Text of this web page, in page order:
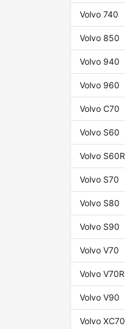
Volvo 740
Volvo 850
Volvo 940
Volvo 960
Volvo C70
Volvo S60
Volvo S60R
Volvo S70
Volvo S80
Volvo S90
Volvo V70
Volvo V70R
Volvo V90
Volvo XC70